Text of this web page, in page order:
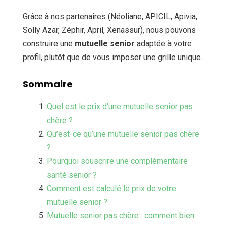
Grâce à nos partenaires (Néoliane, APICIL, Apivia,
Solly Azar, Zéphir, April, Xenassur), nous pouvons
construire une mutuelle senior adaptée à votre
profil, plutôt que de vous imposer une grille unique.
Sommaire
Quel est le prix d’une mutuelle senior pas
chère ?
Qu’est-ce qu’une mutuelle senior pas chère
?
Pourquoi souscrire une complémentaire
santé senior ?
Comment est calculé le prix de votre
mutuelle senior ?
Mutuelle senior pas chère : comment bien